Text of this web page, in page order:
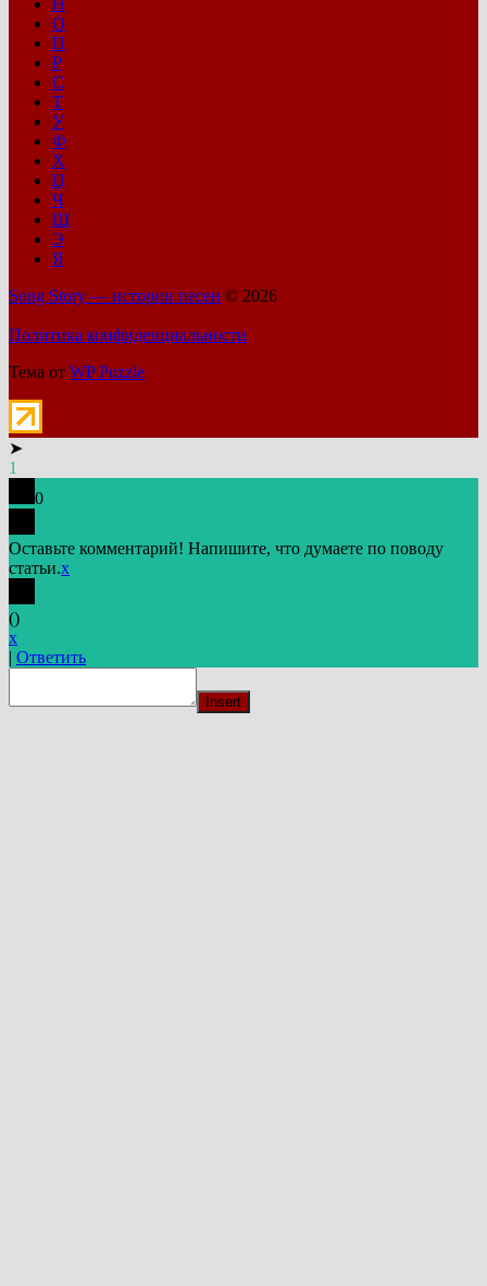
Н
О
П
Р
С
Т
У
Ф
Х
Ц
Ч
Ш
Э
Я
Song Story — истории песен © 2026
Политика конфиденциальности
Тема от WP Puzzle
➤
1
0
Оставьте комментарий! Напишите, что думаете по поводу
статьи.x
()
x
| Ответить
Insert